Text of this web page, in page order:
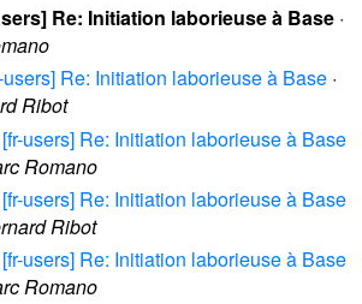
Re: Initiation laborieuse à Base ·
users] Re: Initiation laborieuse à Base ·
Ribot
users] Re: Initiation laborieuse à Base
Romano
users] Re: Initiation laborieuse à Base
Ribot
users] Re: Initiation laborieuse à Base
Romano